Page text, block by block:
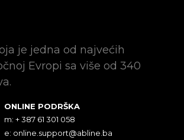
je jedna od najvećih
Evropi sa više od 340
ONLINE PODRŠKA
m: + 387 61 301 058
e: online.support@abline.ba